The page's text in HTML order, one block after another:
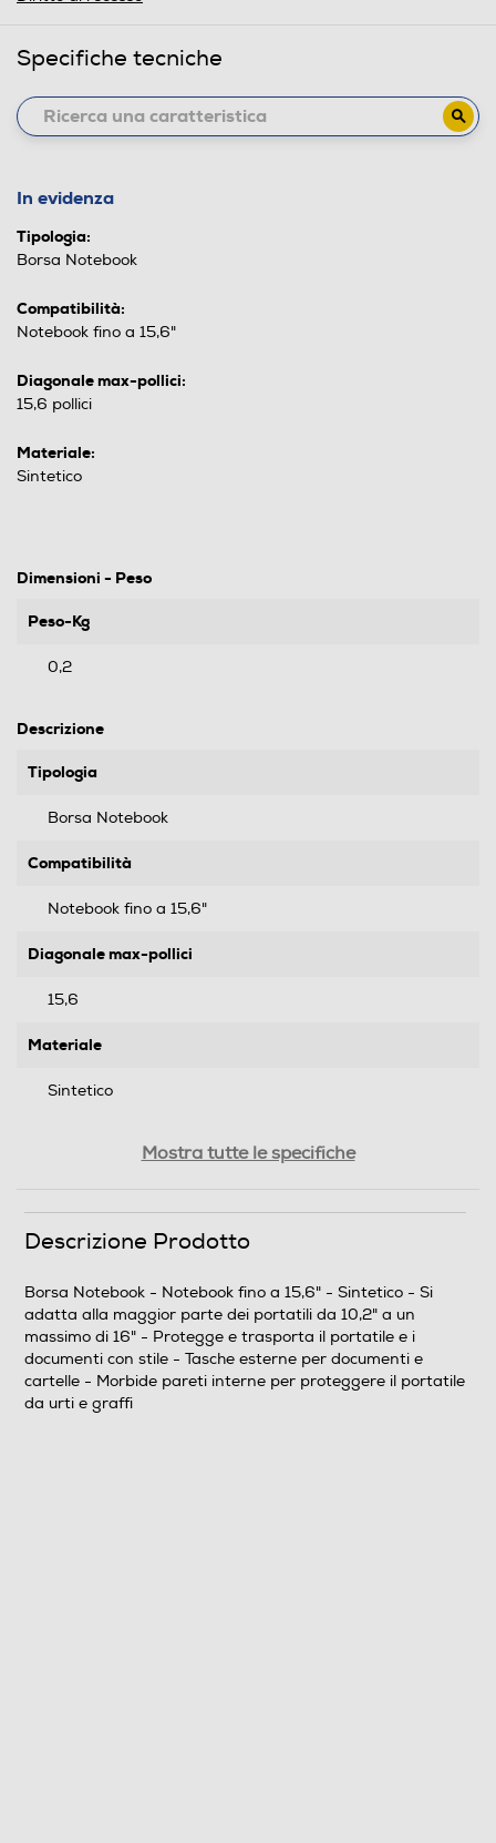
Specifiche tecniche
In evidenza
Tipologia:
Borsa Notebook
Compatibilità:
Notebook fino a 15,6"
Diagonale max-pollici:
15,6 pollici
Materiale:
Sintetico
Dimensioni - Peso
Peso-Kg
0,2
Descrizione
Tipologia
Borsa Notebook
Compatibilità
Notebook fino a 15,6"
Diagonale max-pollici
15,6
Materiale
Sintetico
cartelle Morbide pareti interne per proteggere il
Informazioni sulla sicurezza del prodotto
Clicca qui
Mostra tutte le specifiche
Descrizione Prodotto
Borsa Notebook - Notebook fino a 15,6" - Sintetico - Si
adatta alla maggior parte dei portatili da 10,2" a un
massimo di 16" - Protegge e trasporta il portatile e i
documenti con stile - Tasche esterne per documenti e
cartelle - Morbide pareti interne per proteggere il portatile
da urti e graffi